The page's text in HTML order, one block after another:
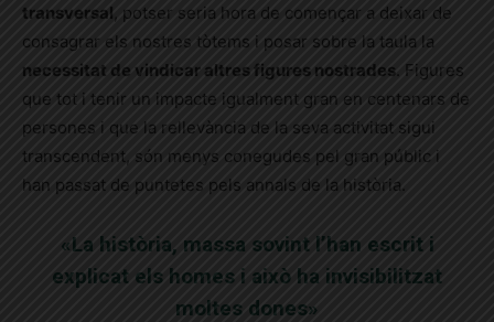
transversal, potser seria hora de començar a deixar de
consagrar els nostres tòtems i posar sobre la taula la
necessitat de vindicar altres figures nostrades. Figures
que tot i tenir un impacte igualment gran en centenars de
persones i que la rellevància de la seva activitat sigui
transcendent, són menys conegudes pel gran públic i
han passat de puntetes pels annals de la història.
«La història, massa sovint l’han escrit i
explicat els homes i això ha invisibilitzat
moltes dones»